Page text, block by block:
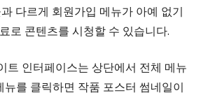
다르게 회원가입 메뉴가 아예 없기
로 콘텐츠를 시청할 수 있습니다.
트 인터페이스는 상단에서 전체 메뉴
뉴를 클릭하면 작품 포스터 썸네일이